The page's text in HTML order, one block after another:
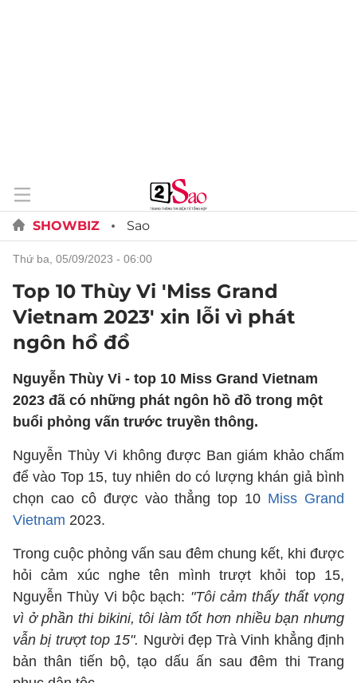
SHOWBIZ Sao
thứ ba, 05/09/2023 - 06:00
Top 10 Thùy Vi 'Miss Grand
Vietnam 2023' xin lỗi vì phát
ngôn hồ đồ
Nguyễn Thùy Vi - top 10 Miss Grand Vietnam
2023 đã có những phát ngôn hồ đồ trong một
buổi phỏng vấn trước truyền thông.
Nguyễn Thùy Vi không được Ban giám khảo chấm
để vào Top 15, tuy nhiên do có lượng khán giả bình
chọn cao cô được vào thẳng top 10 Miss Grand
Vietnam 2023.
Trong cuộc phỏng vấn sau đêm chung kết, khi được
hỏi cảm xúc nghe tên mình trượt khỏi top 15,
Nguyễn Thùy Vi bộc bạch: "Tôi cảm thấy thất vọng
vì ở phần thi bikini, tôi làm tốt hơn nhiều bạn nhưng
vẫn bị trượt top 15". Người đẹp Trà Vinh khẳng định
bản thân tiến bộ, tạo dấu ấn sau đêm thi Trang